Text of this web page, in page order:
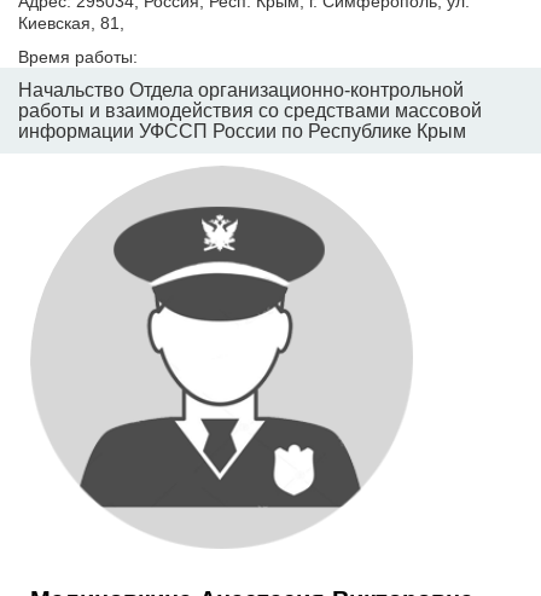
Киевская, 81,
Время работы:
Начальство Отдела организационно-контрольной
работы и взаимодействия со средствами массовой
информации УФССП России по Республике Крым